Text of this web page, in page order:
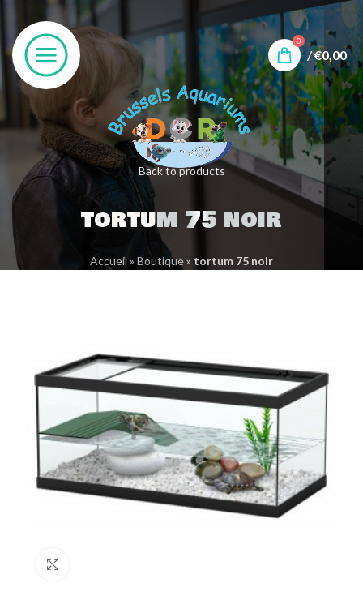
0
/€0,00
Back to products
tortum 75 noir
Accueil » Boutique» tortum 75 noir